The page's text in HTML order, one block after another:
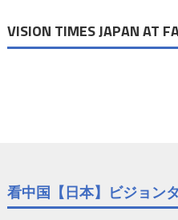
VISION TIMES JAPAN AT
看中国【日本】ビジョン